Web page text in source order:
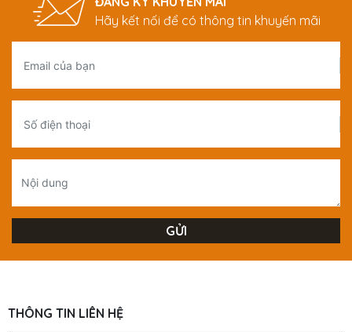
Hãy kết nối để có thông tin khuyến mãi
THÔNG TIN LIÊN HỆ